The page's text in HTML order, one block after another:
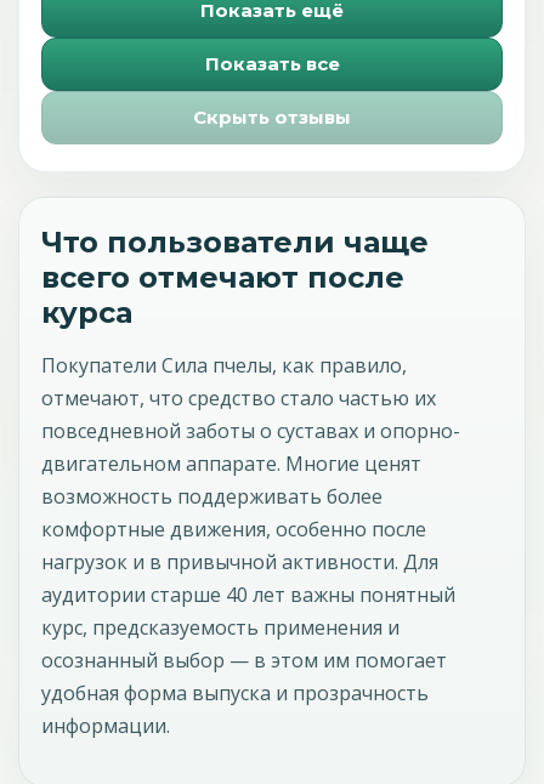
Показать ещё
Показать все
Скрыть отзывы
Что пользователи чаще
всего отмечают после
курса
Покупатели Сила пчелы, как правило,
отмечают, что средство стало частью их
повседневной заботы о суставах и опорно-
двигательном аппарате. Многие ценят
возможность поддерживать более
комфортные движения, особенно после
нагрузок и в привычной активности. Для
аудитории старше 40 лет важны понятный
курс, предсказуемость применения и
осознанный выбор — в этом им помогает
удобная форма выпуска и прозрачность
информации.